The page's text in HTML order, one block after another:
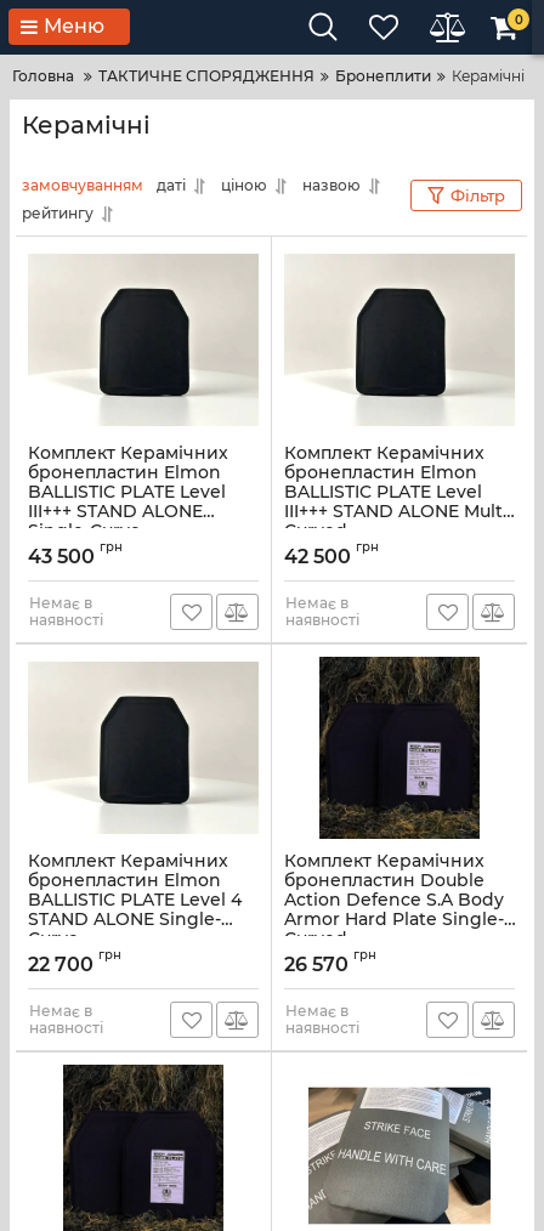
Меню 0
Головна ТАКТИЧНЕ СПОРЯДЖЕННЯ Бронеплити Керамічні
Керамічні
замовчуванням даті ціною
назвою
рейтингу
Фільтр
Комплект Керамічних
бронепластин Elmon
BALLISTIC PLATE Level
III+++ STAND ALONE
Single-Curve
43 500 грн
Немає в
наявності
Комплект Керамічних
бронепластин Elmon
BALLISTIC PLATE Level
III+++ STAND ALONE Multi-
Curved
42 500 грн
Немає в
наявності
Комплект Керамічних
бронепластин Elmon
BALLISTIC PLATE Level 4
STAND ALONE Single-
Curve
22 700 грн
Немає в
наявності
Комплект Керамічних
бронепластин Double
Action Defence S.A Body
Armor Hard Plate Single-
Curved
26 570 грн
Немає в
наявності